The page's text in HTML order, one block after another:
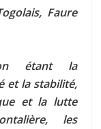
Faure
étant la
et la stabilité,
et la lutte
les